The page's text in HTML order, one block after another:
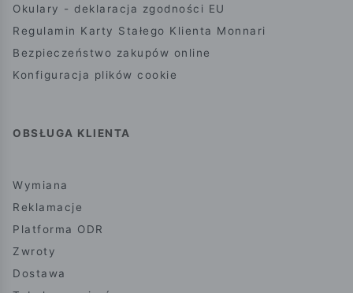
Okulary - deklaracja zgodności EU
Regulamin Karty Stałego Klienta Monnari
Bezpieczeństwo zakupów online
Konfiguracja plików cookie
OBSŁUGA KLIENTA
Wymiana
Reklamacje
Platforma ODR
Zwroty
Dostawa